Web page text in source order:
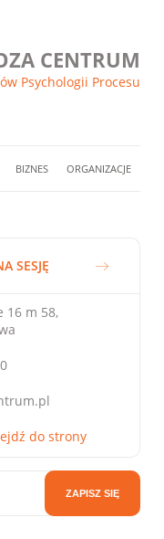
CENTRUM
Psychologii Procesu
BIZNES ORGANIZACJE
SESJĘ
16 m 58,
do strony
ZAPISZ SIĘ